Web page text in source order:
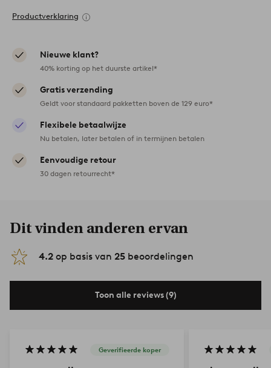
Productverklaring
Nieuwe klant?
40% korting op het duurste artikel*
Gratis verzending
Geldt voor standaard pakketten boven de 129 euro*
Flexibele betaalwijze
Nu betalen, later betalen of in termijnen betalen
Eenvoudige retour
30 dagen retourrecht*
Dit vinden anderen ervan
4.2 op basis van 25 beoordelingen
Toon alle reviews (9)
Geverifieerde koper